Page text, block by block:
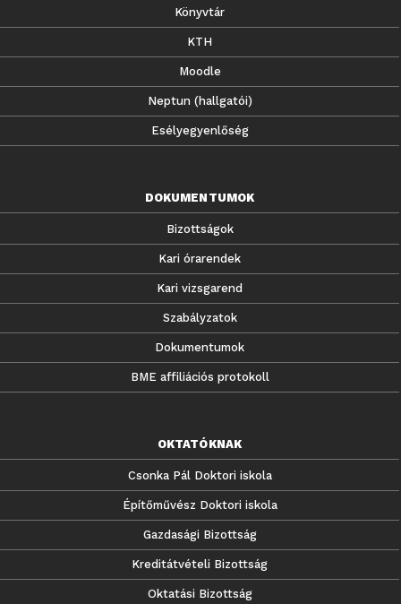
Könyvtár
KTH
Moodle
Neptun (hallgatói)
Esélyegyenlőség
DOKUMENTUMOK
Bizottságok
Kari órarendek
Kari vizsgarend
Szabályzatok
Dokumentumok
BME affiliációs protokoll
OKTATÓKNAK
Csonka Pál Doktori iskola
Építőművész Doktori iskola
Gazdasági Bizottság
Kreditátvételi Bizottság
Oktatási Bizottság